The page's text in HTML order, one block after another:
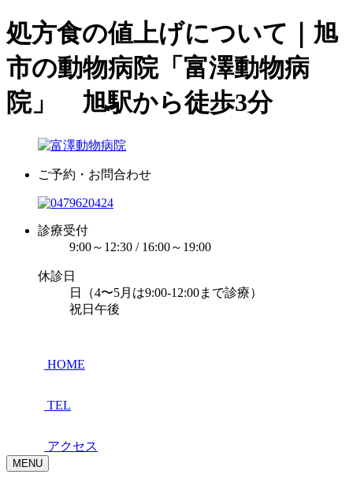
処方食の値上げについて｜旭
市の動物病院「富澤動物病
院」 旭駅から徒歩3分
ご予約・お問合わせ
診療受付
9:00～12:30 / 16:00～19:00
休診日
日（4〜5月は9:00-12:00まで診療）
祝日午後
HOME
TEL
アクセス
MENU